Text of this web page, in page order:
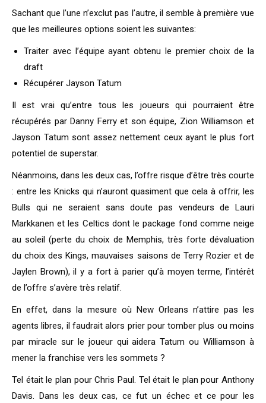
Sachant que l’une n’exclut pas l’autre, il semble à première vue
que les meilleures options soient les suivantes:
Traiter avec l’équipe ayant obtenu le premier choix de la
draft
Récupérer Jayson Tatum
Il est vrai qu’entre tous les joueurs qui pourraient être
récupérés par Danny Ferry et son équipe, Zion Williamson et
Jayson Tatum sont assez nettement ceux ayant le plus fort
potentiel de superstar.
Néanmoins, dans les deux cas, l’offre risque d’être très courte
: entre les Knicks qui n’auront quasiment que cela à offrir, les
Bulls qui ne seraient sans doute pas vendeurs de Lauri
Markkanen et les Celtics dont le package fond comme neige
au soleil (perte du choix de Memphis, très forte dévaluation
du choix des Kings, mauvaises saisons de Terry Rozier et de
Jaylen Brown), il y a fort à parier qu’à moyen terme, l’intérêt
de l’offre s’avère très relatif.
En effet, dans la mesure où New Orleans n’attire pas les
agents libres, il faudrait alors prier pour tomber plus ou moins
par miracle sur le joueur qui aidera Tatum ou Williamson à
mener la franchise vers les sommets ?
Tel était le plan pour Chris Paul. Tel était le plan pour Anthony
Davis. Dans les deux cas, ce fut un échec et ce pour les